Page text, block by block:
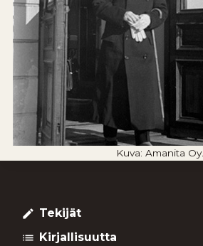
Kuva: Amanita Oy.
create Tekijät
list Kirjallisuutta